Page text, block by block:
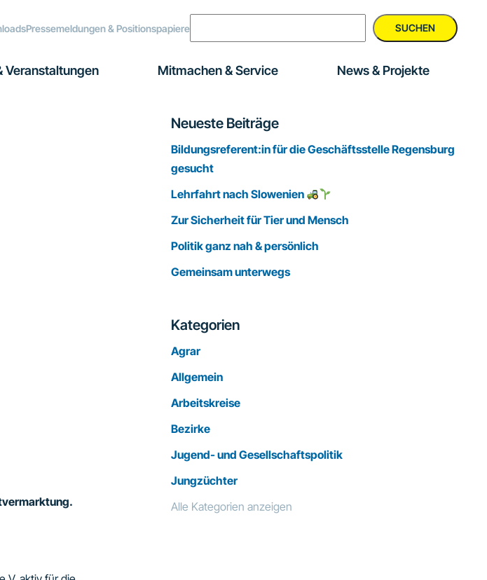
Pressemeldungen & Positionspapiere SUCHEN
Veranstaltungen Mitmachen & Service News & Projekte
Seitenspalte
Neueste Beiträge
Bildungsreferent:in für die Geschäftsstelle Regensburg
gesucht
Lehrfahrt nach Slowenien
Zur Sicherheit für Tier und Mensch
Politik ganz nah & persönlich
Gemeinsam unterwegs
Kategorien
Agrar
Allgemein
Arbeitskreise
Bezirke
Jugend- und Gesellschaftspolitik
Jungzüchter
Alle Kategorien anzeigen